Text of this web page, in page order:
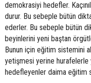
demokrasiyi hedefler.
durur. Bu sebeple bütün
ederler. Bu sebeple bütün
beyinlerini yeni baştan
Bunun için eğitim sistemini
yetişmesi yerine hurafelerle
hedefleyenler daima eğitim